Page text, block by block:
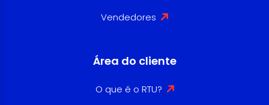
Vendedores
Área do cliente
O que é o RTU?